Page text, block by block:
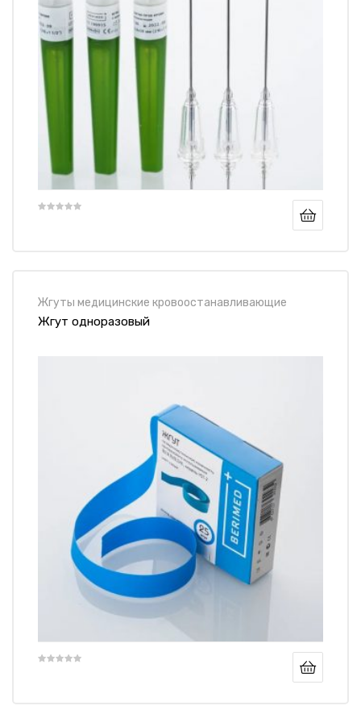
Жгуты медицинские кровоостанавливающие
Жгут одноразовый